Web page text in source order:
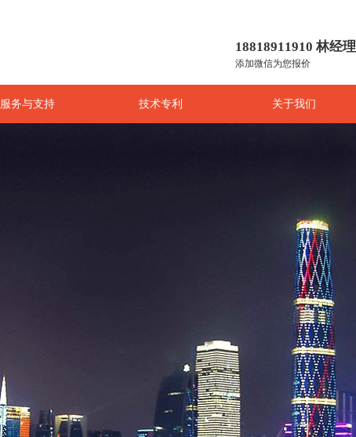
18818911910 林经理
添加微信为您报价
服务与支持 技术专利 关于我们